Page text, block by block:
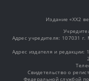
Издание «XX2
Адрес учредителя: 107031
Адрес издателя и редакции:
Свидетельство о
Федеральной службой